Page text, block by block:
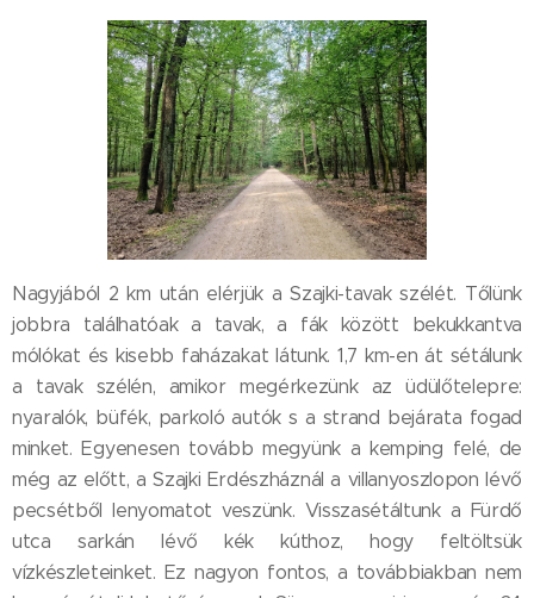
Nagyjából 2 km után elérjük a Szajki-tavak szélét. Tőlünk
jobbra találhatóak a tavak, a fák között bekukkantva
mólókat és kisebb faházakat látunk. 1,7 km-en át sétálunk
a tavak szélén, amikor megérkezünk az üdülőtelepre:
nyaralók, büfék, parkoló autók s a strand bejárata fogad
minket. Egyenesen tovább megyünk a kemping felé, de
még az előtt, a Szajki Erdészháznál a villanyoszlopon lévő
pecsétből lenyomatot veszünk. Visszasétáltunk a Fürdő
utca sarkán lévő kék kúthoz, hogy feltöltsük
vízkészleteinket. Ez nagyon fontos, a továbbiakban nem